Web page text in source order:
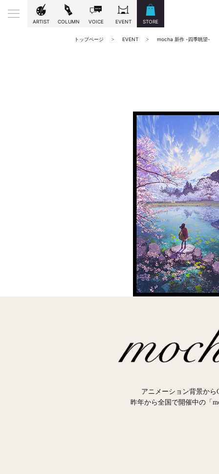
ARTIST COLUMN VOICE EVENT STORE
トップページ EVENT mocha 新作 -四季眺望-
アニメーション背景か
昨年から全国で開催中の「